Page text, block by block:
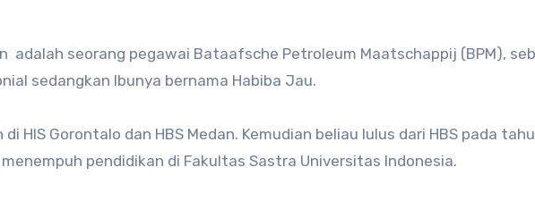
adalah seorang pegawai Bataafsche Petroleum Maatschappij (BPM),
sedangkan Ibunya bernama Habiba Jau.
HIS Gorontalo dan HBS Medan. Kemudian beliau lulus dari HBS pada
pendidikan di Fakultas Sastra Universitas Indonesia.